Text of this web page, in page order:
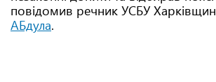
повідомив речник УСБУ
АБдула.